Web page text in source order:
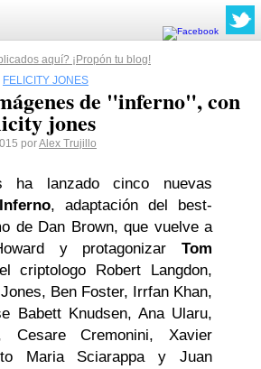
aquí? ¡Propón tu blog!
FELICITY JONES
de "inferno", con
jones
porAlex Trujillo
ha lanzado cinco nuevas
Inferno, adaptación del best-
de Dan Brown, que vuelve a
y protagonizar Tom
criptologo Robert Langdon,
Ben Foster, Irrfan Khan,
Babett Knudsen, Ana Ularu,
Cesare Cremonini, Xavier
Maria Sciarappa y Juan